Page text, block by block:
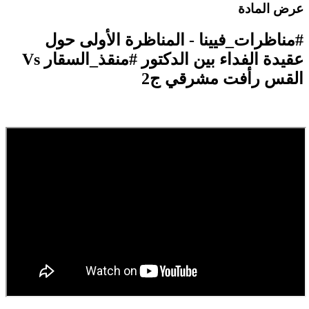
المادة
- المناظرة الأولى حول
عقيدة الفداء بين الدكتور #منقذ_السقار Vs
رأفت مشرقي ج2